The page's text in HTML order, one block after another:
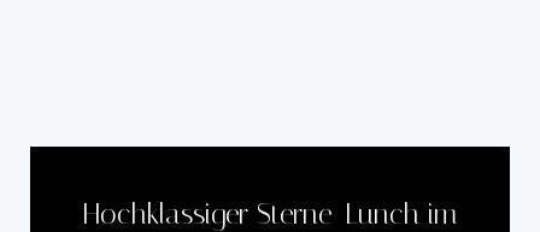
Hochklassiger Sterne-Lunch im